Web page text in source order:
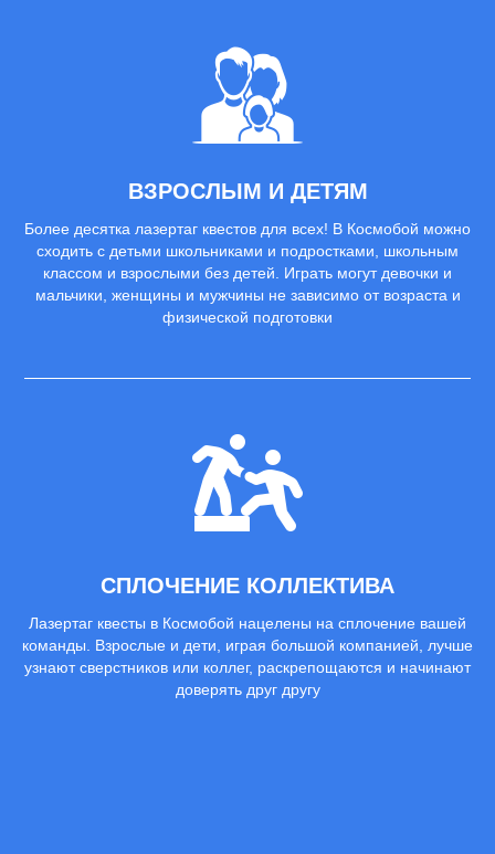
ВЗРОСЛЫМ И ДЕТЯМ
Более десятка лазертаг квестов для всех! В Космобой можно
сходить с детьми школьниками и подростками, школьным
классом и взрослыми без детей. Играть могут девочки и
мальчики, женщины и мужчины не зависимо от возраста и
физической подготовки
СПЛОЧЕНИЕ КОЛЛЕКТИВА
Лазертаг квесты в Космобой нацелены на сплочение вашей
команды. Взрослые и дети, играя большой компанией, лучше
узнают сверстников или коллег, раскрепощаются и начинают
доверять друг другу